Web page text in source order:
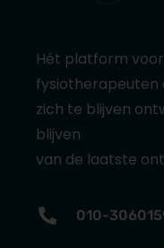
Hét platform
fysiotherapeuten
zich te blijven
blijven
van de laatste
010-